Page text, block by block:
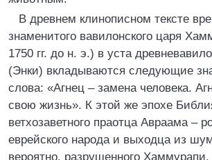
В древнем клинописном тексте
знаменитого вавилонского царя
1750 гг. до н. э.) в уста
(Энки) вкладываются следующие
слова: «Агнец – замена человека.
свою жизнь». К этой же эпохе
ветхозаветного праотца Авраама –
еврейского народа и выходца из
вероятно, разрушенного Хаммурапи.